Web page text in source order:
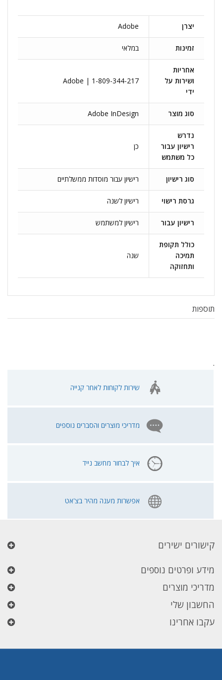
יצרן Adobe
זמינות במלאי
אחריות
ושירות על
ידי
Adobe | 1-809-344-217
סוג מוצר Adobe InDesign
נדרש
רישיון עבור
כל משתמש
כן
סוג רישיון רישיון עבור מוסדות ממשלתיים
גרסת רישוי רישיון לשנה
רישיון עבור רישיון למשתמש
כולל תקופת
תמיכה
ותחזוקה
שנה
תוספות
.
שירות לקוחות לאחר קנייה
מדריכי מוצרים והסברים נוספים
איך לבחור מחשב נייד
אפשרות מענה מהיר בצ'אט
קישורים ישירים
מידע ופרטים נוספים
מדריכי מוצרים
החשבון שלי
עקבו אחרינו